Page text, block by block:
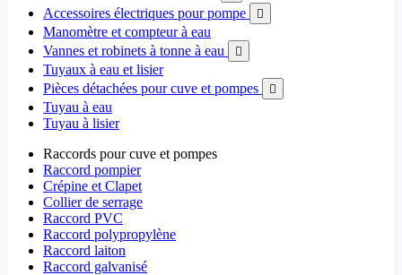
Accessoires électriques pour pompe 
Manomètre et compteur à eau
Vannes et robinets à tonne à eau

Tuyaux à eau et lisier
Pièces détachées pour cuve et pompes

Tuyau à eau
Tuyau à lisier
Raccords pour cuve et pompes
Raccord pompier
Crépine et Clapet
Collier de serrage
Raccord PVC
Raccord polypropylène
Raccord laiton
Raccord galvanisé